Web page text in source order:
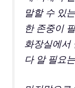
말할 수 있
한 존중이
화장실에서
다 알 필요